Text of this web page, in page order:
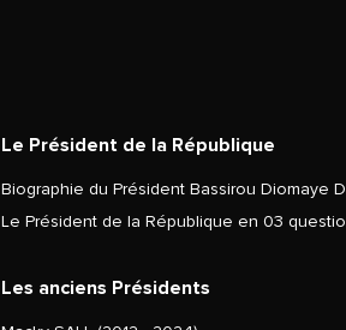
Le Président de la République
Biographie du Président Bassirou Diomaye
Le Président de la République en 03
Les anciens Présidents